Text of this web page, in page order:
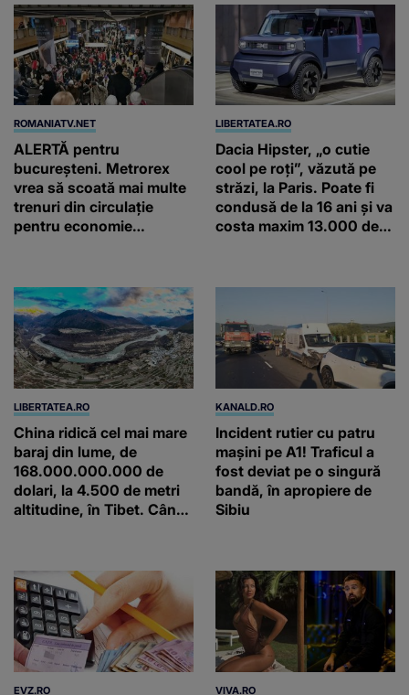
ROMANIATV.NET
ALERTĂ pentru
bucureșteni. Metrorex
vrea să scoată mai multe
trenuri din circulație
pentru economie
minute
LIBERTATEA.RO
Dacia Hipster, „o cutie
cool pe roți”, văzută pe
străzi, la Paris. Poate fi
condusă de la 16 ani și va
costa maxim 13.000 de
LIBERTATEA.RO
China ridică cel mai mare
baraj din lume, de
168.000.000.000 de
dolari, la 4.500 de metri
altitudine, în Tibet. Când
KANALD.RO
Incident rutier cu patru
mașini pe A1! Traficul a
fost deviat pe o singură
bandă, în apropiere de
Sibiu
EVZ.RO VIVA.RO